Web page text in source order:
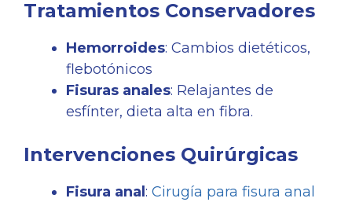
Tratamientos Conservadores
Hemorroides: Cambios dietéticos,
flebotónicos
Fisuras anales: Relajantes de
esfínter, dieta alta en fibra.
Intervenciones Quirúrgicas
Fisura anal : Cirugía para fisura anal